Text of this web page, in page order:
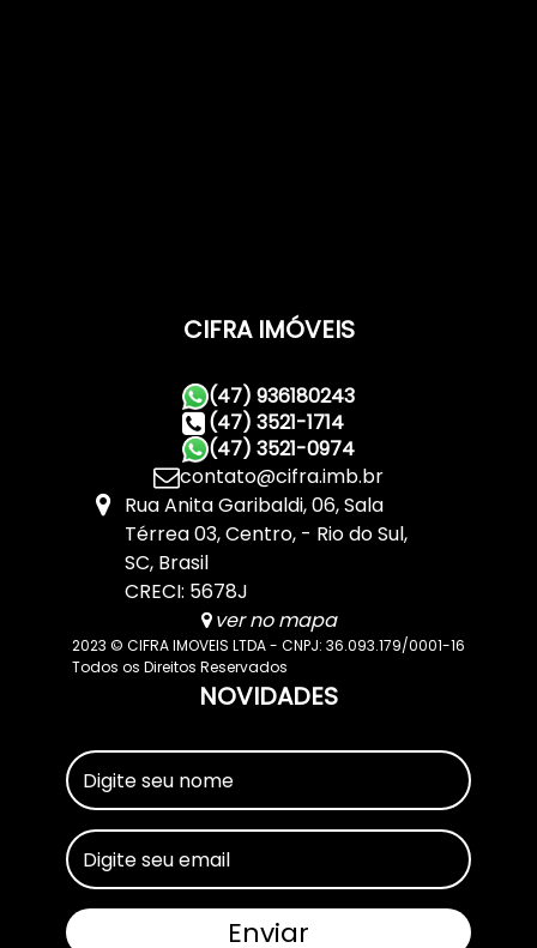
CIFRA IMÓVEIS
(47) 936180243
(47) 3521-1714
(47) 3521-0974
contato@cifra.imb.br
Rua Anita Garibaldi,06,Sala
Térrea 03,Centro, Rio do Sul,
SC, Brasil
CRECI: 5678J
ver no mapa
2023 © CIFRA IMOVEIS LTDA - CNPJ: 36.093.179/0001-16
Todos os Direitos Reservados
NOVIDADES